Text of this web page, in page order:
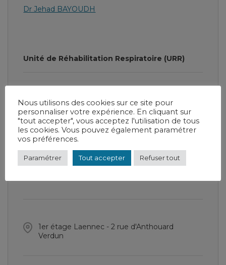
Dr Jehad BAYOUDH
Unité de Réhabilitation Respiratoire (URR)
03 29 83 85 50
03 29 83 83 50
1er étage Laennec - 2 rue d'Anthouard
Verdun
Nous utilisons des cookies sur ce site pour
personnaliser votre expérience. En cliquant sur
"tout accepter", vous acceptez l'utilisation de tous
les cookies. Vous pouvez également paramétrer
vos préférences.
Paramétrer Tout accepter Refuser tout